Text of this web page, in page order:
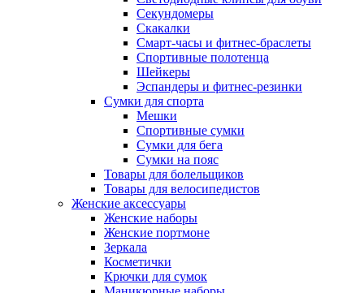
Секундомеры
Скакалки
Смарт-часы и фитнес-браслеты
Спортивные полотенца
Шейкеры
Эспандеры и фитнес-резинки
Сумки для спорта
Мешки
Спортивные сумки
Сумки для бега
Сумки на пояс
Товары для болельщиков
Товары для велосипедистов
Женские аксессуары
Женские наборы
Женские портмоне
Зеркала
Косметички
Крючки для сумок